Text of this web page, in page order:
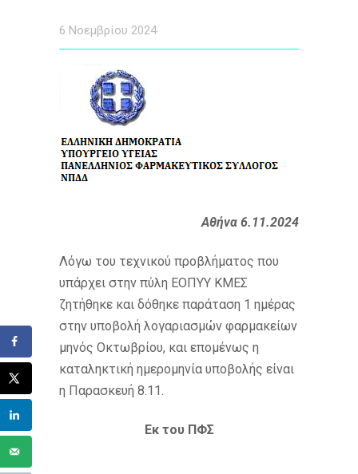
6 Νοεμβρίου 2024
Αθήνα 6.11.2024
Λόγω του τεχνικού προβλήματος που
υπάρχει στην πύλη ΕΟΠΥΥ ΚΜΕΣ
ζητήθηκε και δόθηκε παράταση 1 ημέρας
στην υποβολή λογαριασμών φαρμακείων
μηνός Οκτωβρίου, και επομένως η
καταληκτική ημερομηνία υποβολής είναι
η Παρασκευή 8.11.
Εκ του ΠΦΣ